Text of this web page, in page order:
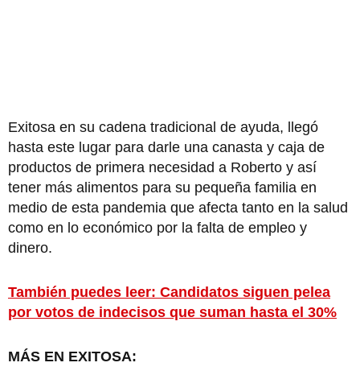
Exitosa en su cadena tradicional de ayuda, llegó
hasta este lugar para darle una canasta y caja de
productos de primera necesidad a Roberto y así
tener más alimentos para su pequeña familia en
medio de esta pandemia que afecta tanto en la salud
como en lo económico por la falta de empleo y
dinero.
También puedes leer: Candidatos siguen pelea
por votos de indecisos que suman hasta el 30%
MÁS EN EXITOSA: